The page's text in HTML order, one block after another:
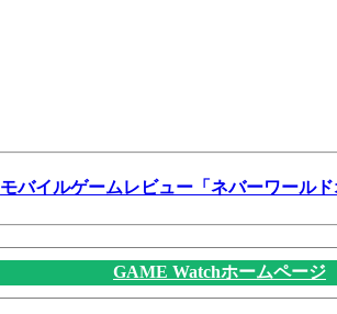
モバイルゲームレビュー「ネバーワールド
GAME Watchホームページ